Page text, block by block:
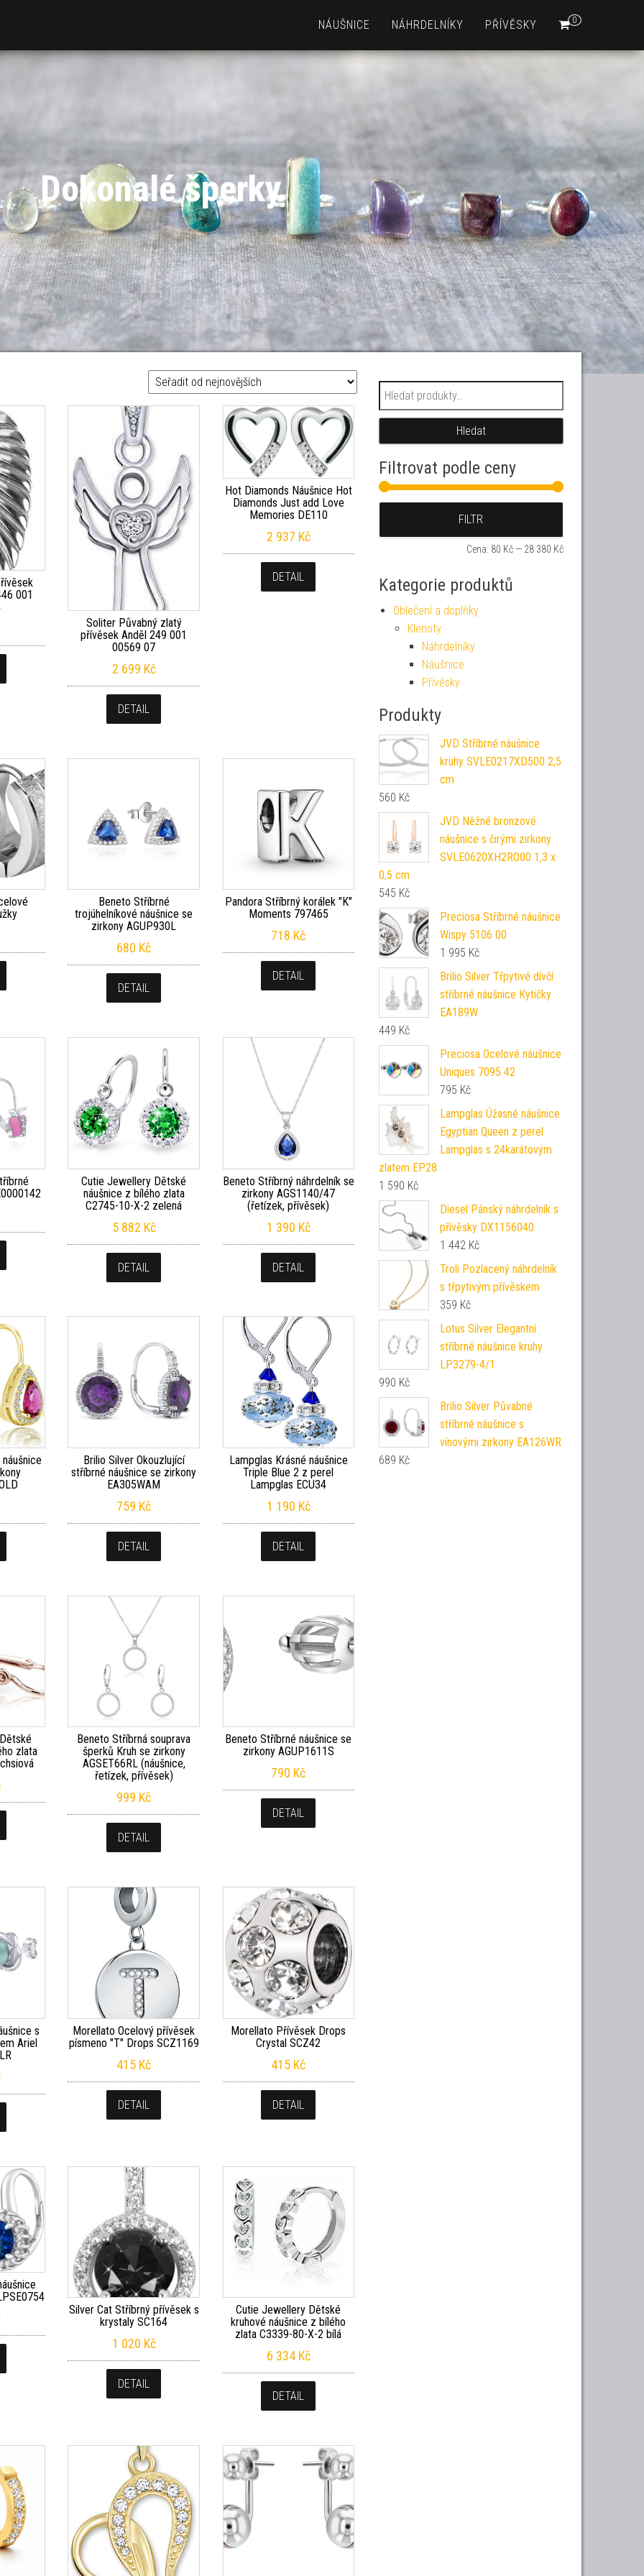
0
NÁUŠNICE NÁHRDELNÍKY PŘÍVĚSKY
Dokonalé šperky
001
Soliter Půvabný zlatý
přívěsek Anděl 249 001
00569 07
2 699 Kč
DETAIL
Hot Diamonds Náušnice Hot
Diamonds Just add Love
Memories DE110
2 937 Kč
DETAIL
Beneto Stříbrné
trojúhelníkové náušnice se
zirkony AGUP930L
680 Kč
DETAIL
Pandora Stříbrný korálek "K"
Moments 797465
718 Kč
DETAIL
Cutie Jewellery Dětské
náušnice z bílého zlata
C2745-10-X-2 zelená
5 882 Kč
DETAIL
Beneto Stříbrný náhrdelník se
zirkony AGS1140/47
(řetízek, přívěsek)
1 390 Kč
DETAIL
Brilio Silver Okouzlující
stříbrné náušnice se zirkony
EA305WAM
759 Kč
DETAIL
Lampglas Krásné náušnice
Triple Blue 2 z perel
Lampglas ECU34
1 190 Kč
DETAIL
zlata
Beneto Stříbrná souprava
šperků Kruh se zirkony
AGSET66RL (náušnice,
řetízek, přívěsek)
999 Kč
DETAIL
Beneto Stříbrné náušnice se
zirkony AGUP1611S
790 Kč
DETAIL
s
Ariel
Morellato Ocelový přívěsek
písmeno "T" Drops SCZ1169
415 Kč
DETAIL
Morellato Přívěsek Drops
Crystal SCZ42
415 Kč
DETAIL
Silver Cat Stříbrný přívěsek s
krystaly SC164
1 020 Kč
DETAIL
Cutie Jewellery Dětské
kruhové náušnice z bílého
zlata C3339-80-X-2 bílá
6 334 Kč
DETAIL
Hledat:
Hledat
Filtrovat podle ceny
FILTR
Cena: 80 Kč — 28 380 Kč
Kategorie produktů
Oblečení a doplňky
Klenoty
Náhrdelníky
Náušnice
Přívěsky
Produkty
JVD Stříbrné náušnice
kruhy SVLE0217XD500 2,5
cm
560 Kč
JVD Něžné bronzové
náušnice s čirými zirkony
SVLE0620XH2RO00 1,3 x
0,5 cm
545 Kč
Preciosa Stříbrné náušnice
Wispy 5106 00
1 995 Kč
Brilio Silver Třpytivé dívčí
stříbrné náušnice Kytičky
EA189W
449 Kč
Preciosa Ocelové náušnice
Uniques 7095 42
795 Kč
Lampglas Úžasné náušnice
Egyptian Queen z perel
Lampglas s 24karátovým
zlatem EP28
1 590 Kč
Diesel Pánský náhrdelník s
přívěsky DX1156040
1 442 Kč
Troli Pozlacený náhrdelník
s třpytivým přívěskem
359 Kč
Lotus Silver Elegantní
stříbrné náušnice kruhy
LP3279-4/1
990 Kč
Brilio Silver Půvabné
stříbrné náušnice s
vínovými zirkony EA126WR
689 Kč